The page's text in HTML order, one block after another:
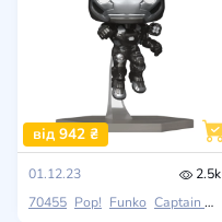
від 942 ₴
01.12.23
2.5k
70455 Pop! Funko Captain America: Civil War